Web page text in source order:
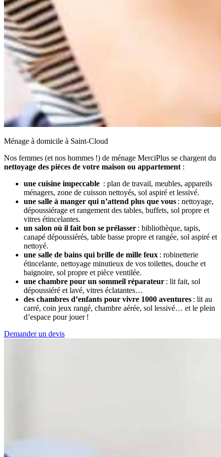
Ménage à domicile à Saint-Cloud
Nos femmes (et nos hommes !) de ménage MerciPlus se chargent du
nettoyage des pièces de votre maison ou appartement :
une cuisine impeccable : plan de travail, meubles, appareils
ménagers, zone de cuisson nettoyés, sol aspiré et lessivé.
une salle à manger qui n’attend plus que vous : nettoyage,
dépoussiérage et rangement des tables, buffets, sol propre et
vitres étincelantes.
un salon où il fait bon se prélasser : bibliothèque, tapis,
canapé dépoussiérés, table basse propre et rangée, sol aspiré et
nettoyé.
une salle de bains qui brille de mille feux : robinetterie
étincelante, nettoyage minutieux de vos toilettes, douche et
baignoire, sol propre et pièce ventilée.
une chambre pour un sommeil réparateur : lit fait, sol
dépoussiéré et lavé, vitres éclatantes…
des chambres d’enfants pour vivre 1000 aventures : lit au
carré, coin jeux rangé, chambre aérée, sol lessivé… et le plein
d’espace pour jouer !
Demander un devis